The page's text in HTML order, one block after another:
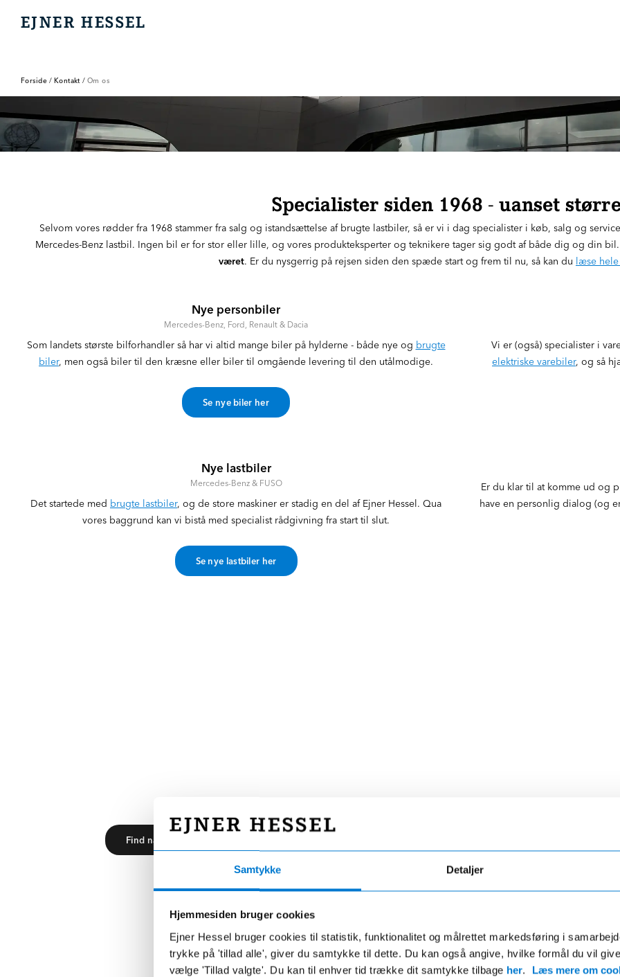
Samtykke Detaljer
Hjemmesiden bruger cookies
Ejner Hessel bruger cookies til statistik, funktionalitet og målrettet markedsføring i
trykke på 'tillad alle', giver du samtykke til dette. Du kan også angive, hvilke formål du vil
vælge 'Tillad valgte'. Du kan til enhver tid trække dit samtykke tilbage her. Læs mere om
EJNER HESSEL
Forside / Kontakt / Om os
Specialister siden 1968 - uanset
Selvom vores rødder fra 1968 stammer fra salg og istandsættelse af brugte lastbiler, så er vi i dag specialister i køb, salg og
Mercedes-Benz lastbil. Ingen bil er for stor eller lille, og vores produkteksperter og teknikere tager sig godt af både dig og din
været. Er du nysgerrig på rejsen siden den spæde start og frem til nu, så kan du læse hele
Nye personbiler
Mercedes-Benz, Ford, Renault & Dacia
Som landets største bilforhandler så har vi altid mange biler på hylderne - både nye og brugte
biler, men også biler til den kræsne eller biler til omgående levering til den utålmodige.
Se nye biler her
Vi er (også) specialister i
elektriske varebiler, og så
Nye lastbiler
Mercedes-Benz & FUSO
Det startede med brugte lastbiler, og de store maskiner er stadig en del af Ejner Hessel. Qua
vores baggrund kan vi bistå med specialist rådgivning fra start til slut.
Se nye lastbiler her
Er du klar til at komme ud og
have en personlig dialog (og
Find nærmeste værksted her